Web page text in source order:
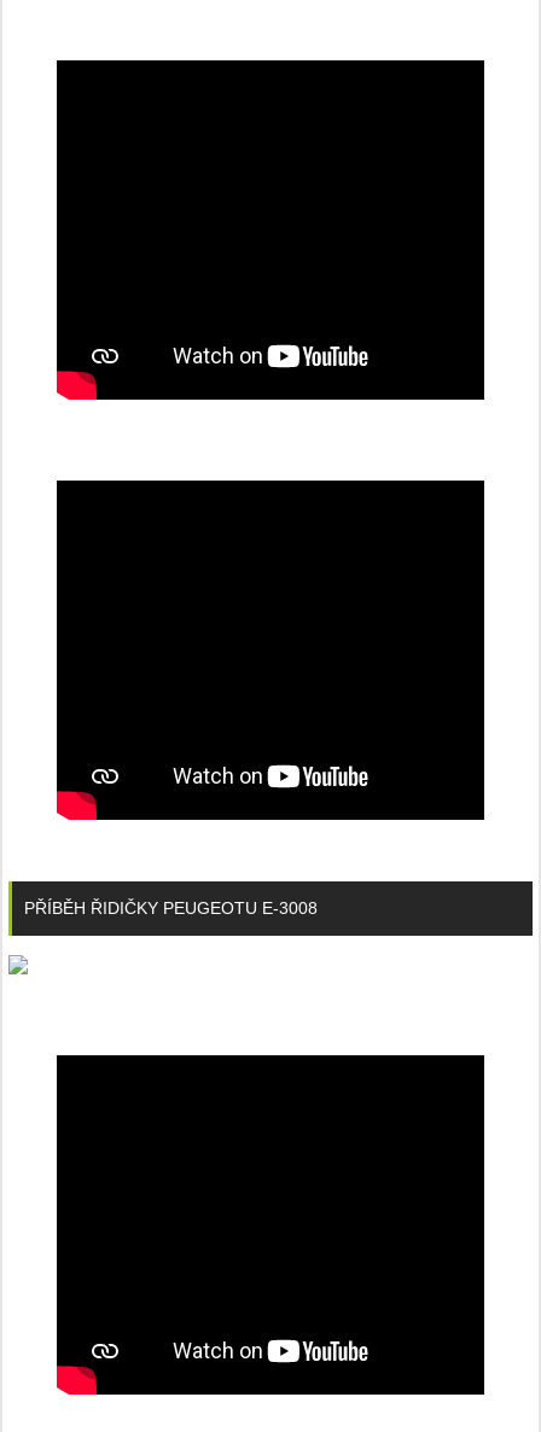
PŘÍBĚH ŘIDIČKY PEUGEOTU E-3008